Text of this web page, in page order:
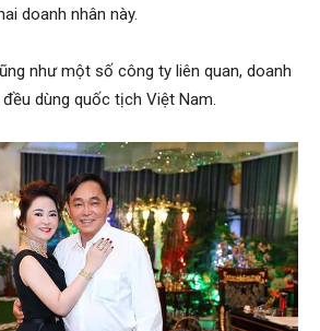
doanh nhân này.
như một số công ty liên quan, doanh
đều dùng quốc tịch Việt Nam.